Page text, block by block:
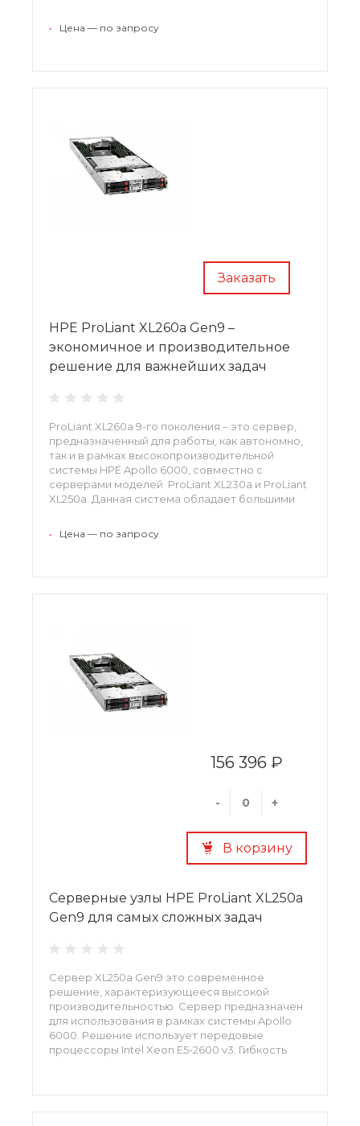
архитектура позволяет масштабировать
• Цена — по запросу
Заказать
HPE ProLiant XL260a Gen9 –
экономичное и производительное
решение для важнейших задач
ProLiant XL260a 9-го поколения – это сервер,
предназначенный для работы, как автономно,
так и в рамках высокопроизводительной
системы HPE Apollo 6000, совместно с
серверами моделей ProLiant XL230a и ProLiant
XL250a. Данная система обладает большими
средних и крупных предприятий.
• Цена — по запросу
156 396 ₽
- +
В корзину
Серверные узлы HPE ProLiant XL250a
Gen9 для самых сложных задач
Сервер XL250a Gen9 это современное
решение, характеризующееся высокой
производительностью. Сервер предназначен
для использования в рамках системы Apollo
6000. Решение использует передовые
процессоры Intel Xeon E5-2600 v3. Гибкость